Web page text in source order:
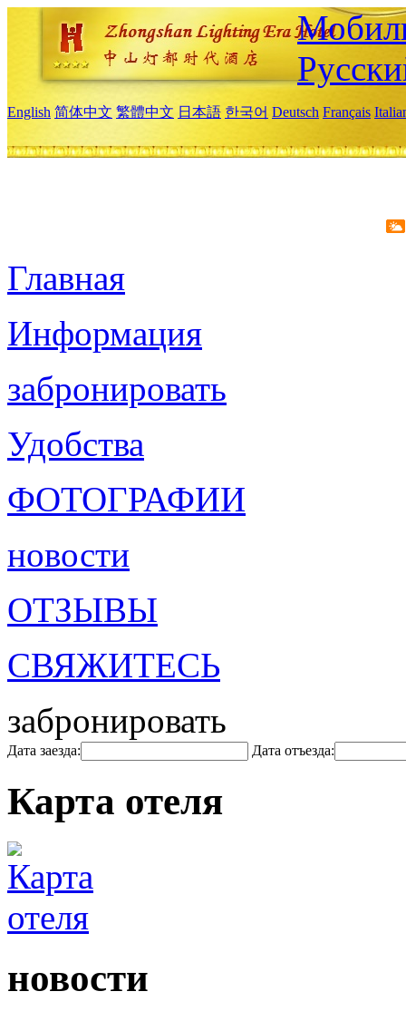
English 简体中文 繁體中文 日本語 한국어 Deutsch Français
Главная
Информация
забронировать
Удобства
ФОТОГРАФИИ
новости
ОТЗЫВЫ
СВЯЖИТЕСЬ
забронировать
Дата заезда: Дата отъезда:
Карта отеля
новости